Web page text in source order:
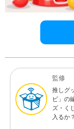
監修
推しグ
ビ」の
ズ・く
入るか